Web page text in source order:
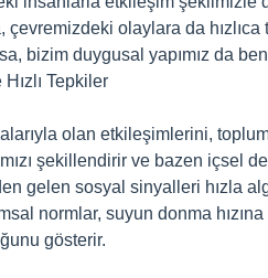
çevremizdeki olaylara da
bizim duygusal yapımız da
Tepkiler
olan etkileşimlerini,
şekillendirir ve bazen içsel
gelen sosyal sinyalleri hızla
normlar, suyun donma
gösterir.